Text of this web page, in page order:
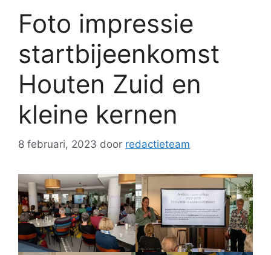
Foto impressie
startbijeenkomst
Houten Zuid en
kleine kernen
8 februari, 2023 door redactieteam